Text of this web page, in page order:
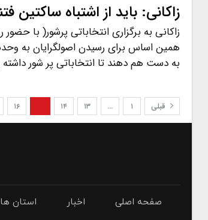
زاکانی: باید از اشتباه ساکتین
زاکانی به برگزاری انتخاباتی پرشور( با
همین اساس برای رسیدن اصولگرایان به
به دست هم دهند تا انتخاباتی پر شور داشته
قبلی ۱ … ۱۳ ۱۴ ۱۶
صفحه اصلی اخبار استان ها